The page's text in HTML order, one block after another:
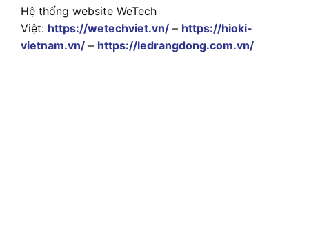
Hệ thống website WeTech
Việt: https://wetechviet.vn/ – https://hioki-
vietnam.vn/ – https://ledrangdong.com.vn/